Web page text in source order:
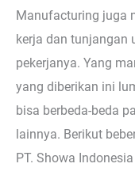
Manufacturing juga
kerja dan tunjangan
pekerjanya. Yang
yang diberikan ini
bisa berbeda-beda
lainnya. Berikut
PT. Showa